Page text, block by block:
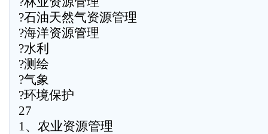
?石油天然气资源管理
?海洋资源管理
?水利
?测绘
?气象
?环境保护
27
1、农业资源管理